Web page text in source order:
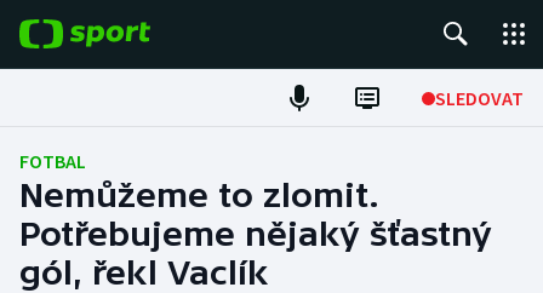
SLEDOVAT
Fotbal
Hokej
Tenis
FOTBAL
Nemůžeme to zlomit.
Potřebujeme nějaký šťastný
gól, řekl Vaclík